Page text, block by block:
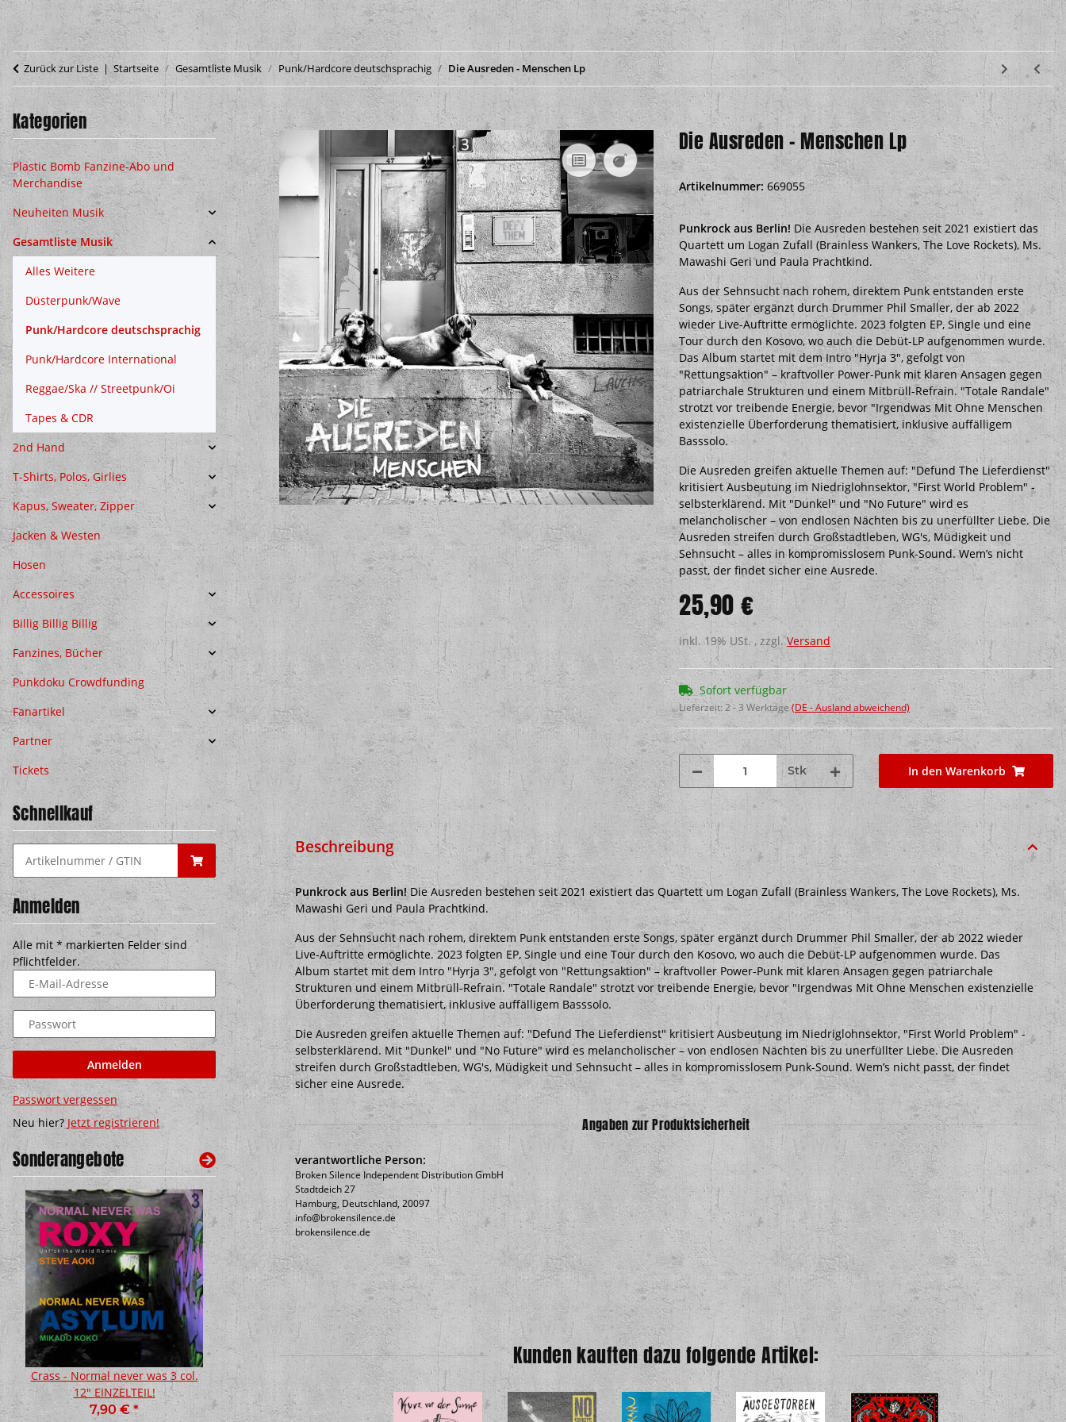
Zurück zur Liste Startseite Gesamtliste Musik Punk/Hardcore deutschsprachig Die Ausreden - Menschen Lp
Die Ausreden - Menschen Lp
Artikelnummer: 669055
Punkrock aus Berlin!Die Ausreden bestehen seit 2021 existiert das
Quartett um Logan Zufall (Brainless Wankers, The Love Rockets), Ms.
Mawashi Geri und Paula Prachtkind.
Aus der Sehnsucht nach rohem, direktem Punk entstanden erste
Songs, später ergänzt durch Drummer Phil Smaller, der ab 2022
wieder Live-Auftritte ermöglichte. 2023 folgten EP, Single und eine
Tour durch den Kosovo, wo auch die Debüt-LP aufgenommen wurde.
Das Album startet mit dem Intro "Hyrja 3", gefolgt von
"Rettungsaktion" – kraftvoller Power-Punk mit klaren Ansagen gegen
patriarchale Strukturen und einem Mitbrüll-Refrain. "Totale Randale"
strotzt vor treibende Energie, bevor "Irgendwas Mit Ohne Menschen
existenzielle Überforderung thematisiert, inklusive auffälligem
Basssolo.
Die Ausreden greifen aktuelle Themen auf: "Defund The Lieferdienst"
kritisiert Ausbeutung im Niedriglohnsektor, "First World Problem" -
selbsterklärend. Mit "Dunkel" und "No Future" wird es
melancholischer – von endlosen Nächten bis zu unerfüllter Liebe. Die
Ausreden streifen durch Großstadtleben, WG's, Müdigkeit und
Sehnsucht – alles in kompromisslosem Punk-Sound. Wem’s nicht
passt, der findet sicher eine Ausrede.
25,90 €
inkl. 19% USt. , zzgl.Versand
Sofort verfügbar
Lieferzeit: 2 - 3 Werktage(DE - Ausland abweichend)
Stk In den Warenkorb
Beschreibung
Punkrock aus Berlin!Die Ausreden bestehen seit 2021 existiert das Quartett um Logan Zufall (Brainless Wankers, The Love Rockets), Ms.
Mawashi Geri und Paula Prachtkind.
Aus der Sehnsucht nach rohem, direktem Punk entstanden erste Songs, später ergänzt durch Drummer Phil Smaller, der ab 2022 wieder
Live-Auftritte ermöglichte. 2023 folgten EP, Single und eine Tour durch den Kosovo, wo auch die Debüt-LP aufgenommen wurde. Das
Album startet mit dem Intro "Hyrja 3", gefolgt von "Rettungsaktion" – kraftvoller Power-Punk mit klaren Ansagen gegen patriarchale
Strukturen und einem Mitbrüll-Refrain. "Totale Randale" strotzt vor treibende Energie, bevor "Irgendwas Mit Ohne Menschen existenzielle
Überforderung thematisiert, inklusive auffälligem Basssolo.
Die Ausreden greifen aktuelle Themen auf: "Defund The Lieferdienst" kritisiert Ausbeutung im Niedriglohnsektor, "First World Problem" -
selbsterklärend. Mit "Dunkel" und "No Future" wird es melancholischer – von endlosen Nächten bis zu unerfüllter Liebe. Die Ausreden
streifen durch Großstadtleben, WG's, Müdigkeit und Sehnsucht – alles in kompromisslosem Punk-Sound. Wem’s nicht passt, der findet
sicher eine Ausrede.
Angaben zur Produktsicherheit
verantwortliche Person:
Broken Silence Independent Distribution GmbH
Stadtdeich 27
Hamburg, Deutschland, 20097
info@brokensilence.de
brokensilence.de
Kunden kauften dazu folgende Artikel:
Kategorien
Plastic Bomb Fanzine-Abo und
Merchandise
Neuheiten Musik
Gesamtliste Musik
Alles Weitere
Düsterpunk/Wave
Punk/Hardcore deutschsprachig
Punk/Hardcore International
Reggae/Ska // Streetpunk/Oi
Tapes & CDR
2nd Hand
T-Shirts, Polos, Girlies
Kapus, Sweater, Zipper
Jacken & Westen
Hosen
Accessoires
Billig Billig Billig
Fanzines, Bücher
Punkdoku Crowdfunding
Fanartikel
Partner
Tickets
Schnellkauf
Anmelden
Alle mit *markierten Felder sind
Pflichtfelder.
E-Mail-Adresse
Passwort
Anmelden
Passwort vergessen
Neu hier? Jetzt registrieren!
Sonderangebote
Crass - Normal never was 3 col.
12" EINZELTEIL!
7,90 €*
BASH! - Cheers & Beers Lp +A3
Poster
10,00 €
*
Crass - Normal never was 3 col.
12" EINZELTEIL!
7,90 €*
BASH! - Cheers & Beers Lp +A3
Poster
10,00 €*